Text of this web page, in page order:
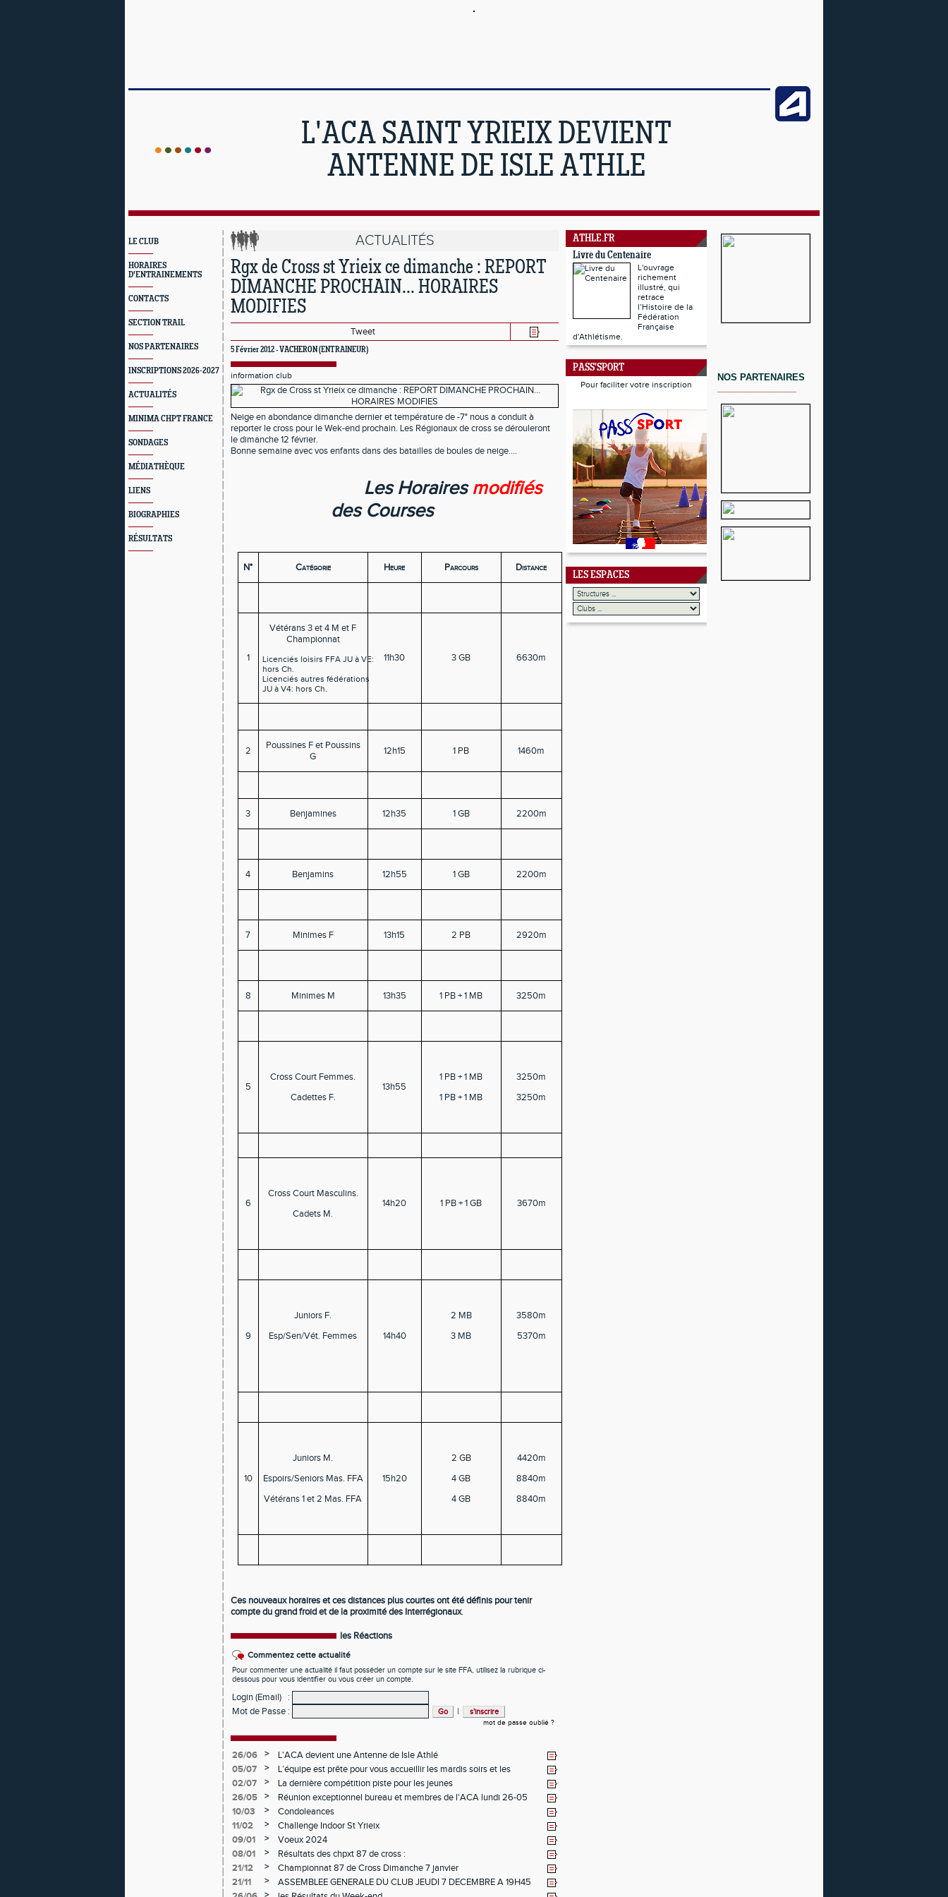
L'ACA SAINT YRIEIX DEVIENT
ANTENNE DE ISLE ATHLE
LE CLUB
HORAIRES
D'ENTRAINEMENTS
CONTACTS
SECTION TRAIL
NOS PARTENAIRES
INSCRIPTIONS 2026-2027
ACTUALITÉS
MINIMA CHPT FRANCE
SONDAGES
MÉDIATHÈQUE
LIENS
BIOGRAPHIES
RÉSULTATS
ACTUALITÉS
Rgx de Cross st Yrieix ce dimanche : REPORT
DIMANCHE PROCHAIN... HORAIRES
MODIFIES
Tweet
5 Février 2012 - VACHERON (ENTRAINEUR)
information club
Neige en abondance dimanche dernier et température de -7° nous a conduit à
reporter le cross pour le Wek-end prochain. Les Régionaux de cross se dérouleront
le dimanche 12 février.
Bonne semaine avec vos enfants dans des batailles de boules de neige....
Les Horairesmodifiés
des Courses
N° Catégorie Heure Parcours Distance
1
Vétérans 3 et 4 M et F
Championnat
Licenciés loisirs FFA JU à VE:
hors Ch.
Licenciés autres fédérations
JU à V4: hors Ch.
11h30 3 GB 6630m
2
Poussines F et Poussins
G
12h15 1 PB 1460m
3 Benjamines 12h35 1 GB 2200m
4 Benjamins 12h55 1 GB 2200m
7 Minimes F 13h15 2 PB 2920m
8 Minimes M 13h35 1 PB + 1 MB 3250m
5
Cross Court Femmes.
Cadettes F.
13h55
1 PB + 1 MB
1 PB + 1 MB
3250m
3250m
6
Cross Court Masculins.
Cadets M.
14h20 1 PB + 1 GB 3670m
9
Juniors F.
Esp/Sen/Vét. Femmes 14h40
2 MB
3 MB
3580m
5370m
10
Juniors M.
Espoirs/Seniors Mas. FFA
Vétérans 1 et 2 Mas. FFA
15h20
2 GB
4 GB
4 GB
4420m
8840m
8840m
Ces nouveaux horaires et ces distances plus courtes ont été définis pour tenir
compte du grand froid et de la proximité des Interrégionaux.
les Réactions
Commentez cette actualité
Pour commenter une actualité il faut posséder un compte sur le site FFA, utilisez la rubrique ci-
dessous pour vous identifier ou vous créer un compte.
Login (Email)
:
Mot de Passe : |
mot de passe oublié ?
26/06 >
L'ACA devient une Antenne de Isle Athlé
05/07
>
L’équipe est prête pour vous accueillir les mardis soirs et les
samedis pour la saison 2026 2027
02/07 >
La dernière compétition piste pour les jeunes
26/05
>
Réunion exceptionnel bureau et membres de l'ACA lundi 26-05
10/03
>
Condoleances
11/02
>
Challenge Indoor St Yrieix
09/01
>
Voeux 2024
08/01
>
Résultats des chpxt 87 de cross :
21/12
>
Championnat 87 de Cross Dimanche 7 janvier
21/11
>
ASSEMBLEE GENERALE DU CLUB JEUDI 7 DECEMBRE A 19H45
ATHLE.FR
Livre du Centenaire
L'ouvrage
richement
illustré, qui
retrace
l’Histoire de la
Fédération
Française
d'Athlétisme.
PASS'SPORT
Pour faciliter votre inscription
LES ESPACES
NOS PARTENAIRES